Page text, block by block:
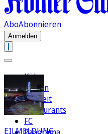
AboAbonnieren
Anmelden
Köln
Region
Freizeit
Restaurants
FC
EILMELDUNG